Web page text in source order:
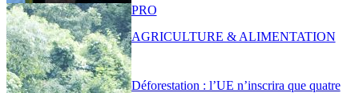
Déforestation : l’UE n’inscrira que quatre
PRO
AGRICULTURE & ALIMENTATION